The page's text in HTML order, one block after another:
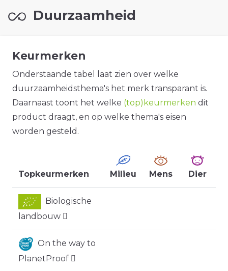
Duurzaamheid
Keurmerken
Onderstaande tabel laat zien over welke
duurzaamheidsthema's het merk transparant is.
Daarnaast toont het welke (top)keurmerken dit
product draagt, en op welke thema's eisen
worden gesteld.
Topkeurmerken Milieu Mens Dier
Biologische
landbouw
On the way to
PlanetProof